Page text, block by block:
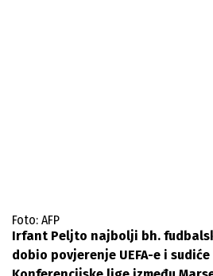
Foto: AFP
Irfant Peljto najbolji bh.
dobio povjerenje UEFA-e i